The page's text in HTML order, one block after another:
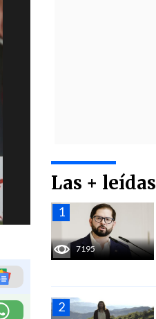
Las + leídas
7195